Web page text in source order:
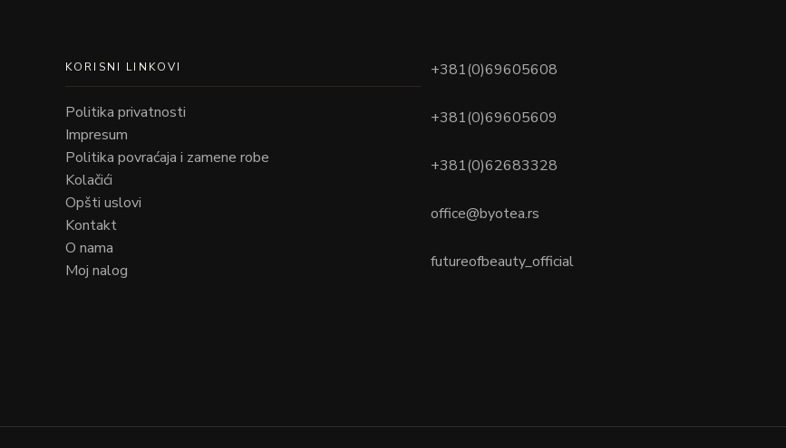
KORISNI LINKOVI
Politika privatnosti
Impresum
Politika povraćaja i zamene robe
Kolačići
Opšti uslovi
Kontakt
O nama
Moj nalog
+381(0)69605608
+381(0)69605609
+381(0)62683328
office@byotea.rs
futureofbeauty_official